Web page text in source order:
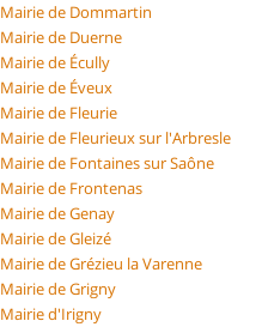
Mairie de Dommartin
Mairie de Duerne
Mairie de Écully
Mairie de Éveux
Mairie de Fleurie
Mairie de Fleurieux sur l'Arbresle
Mairie de Fontaines sur Saône
Mairie de Frontenas
Mairie de Genay
Mairie de Gleizé
Mairie de Grézieu la Varenne
Mairie de Grigny
Mairie d'Irigny